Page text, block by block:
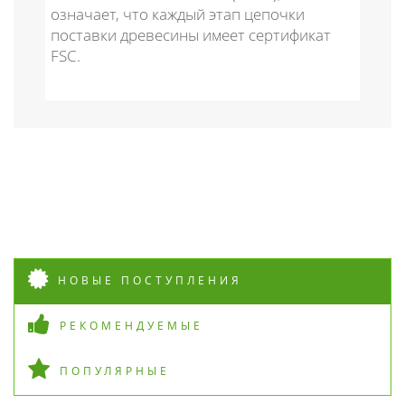
означает, что каждый этап цепочки
поставки древесины имеет сертификат
FSC.
НОВЫЕ ПОСТУПЛЕНИЯ
РЕКОМЕНДУЕМЫЕ
ПОПУЛЯРНЫЕ